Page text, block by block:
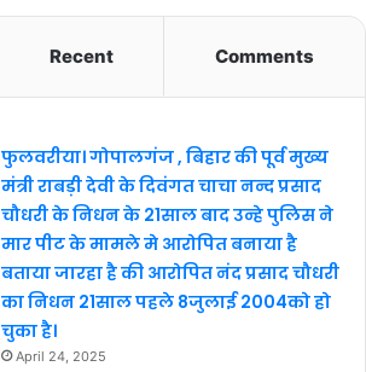
Recent Comments
फुलवरीया। गोपालगंज , बिहार की पूर्व मुख्य
मंत्री राबड़ी देवी के दिवंगत चाचा नन्द प्रसाद
चौधरी के निधन के 21साल बाद उन्हे पुलिस ने
मार पीट के मामले मे आरोपित बनाया है
बताया जारहा है की आरोपित नंद प्रसाद चौधरी
का निधन 21साल पहले 8जुलाई 2004को हो
चुका है।
April 24, 2025